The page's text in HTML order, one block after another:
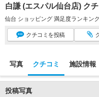
白謙 (エスパル仙台店) ク
仙台 ショッピング 満足度ランキン
クチコミ を投稿
写真 クチコミ 施設情報
投稿写真